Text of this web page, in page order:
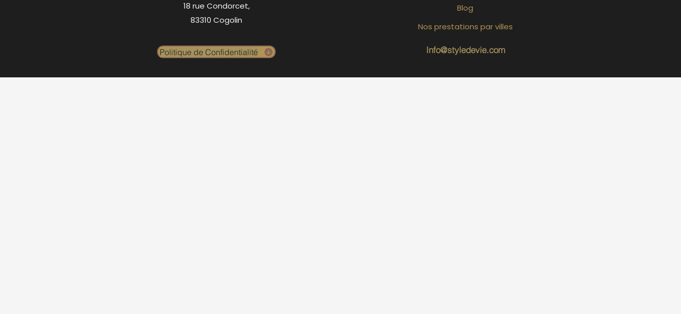
18 rue Condorcet,
83310 Cogolin
Politique de Confidentialité
Blog
Info@styledevie.com
Nos prestations par villes